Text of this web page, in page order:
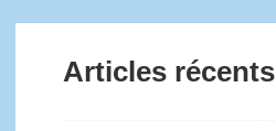
Articles récents